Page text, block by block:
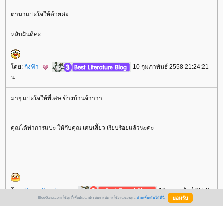
ตามาแปะใจให้ด้วยค่ะ
หลับฝันดีค่ะ
ดย: กิ่งฟ้า
10 กุมภาพันธ์ 2558 21:24:21
น.
มาๆ แปะใจให้พี่เศษ ข้างบ้านจ้าาาา
คุณได้ทำการแปะ ให้กับคุณ เศษเสี้ยว เรียบร้อยแล้วนะคะ
ดย:Rinsa Yoyolive
10 กุมภาพันธ์ 2558
23:14:38 น.
BlogGang.com ใช้คุกกี้เพื่อพัฒนาประสบการณ์การใช้งานของคุณ อ่านเพิ่มเติมได้ที่นี่